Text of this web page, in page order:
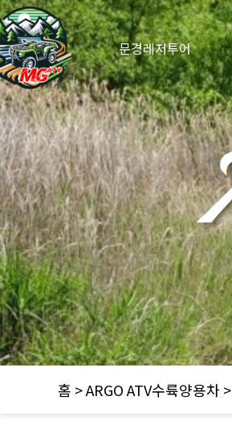
문경레저투어
홈 > ARGO ATV수륙양용차 >